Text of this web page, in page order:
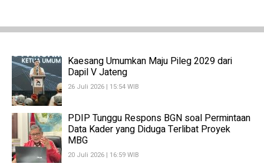
Kaesang Umumkan Maju Pileg 2029 dari
Dapil V Jateng
26 Juli 2026 | 15:54 WIB
PDIP Tunggu Respons BGN soal Permintaan
Data Kader yang Diduga Terlibat Proyek
MBG
20 Juli 2026 | 16:59 WIB